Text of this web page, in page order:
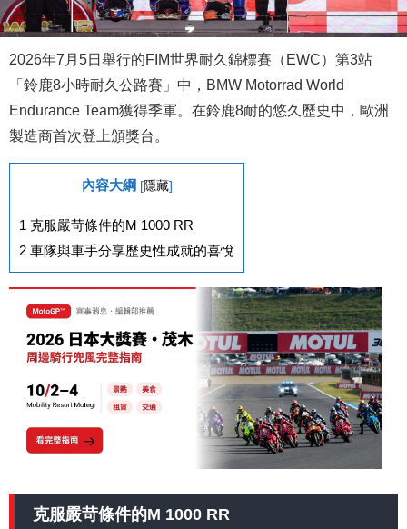
2026年7月5日舉行的FIM世界耐久錦標賽（EWC）第3站
「鈴鹿8小時耐久公路賽」中，BMW Motorrad World
Endurance Team獲得季軍。在鈴鹿8耐的悠久歷史中，歐洲
製造商首次登上頒獎台。
內容大綱 [隱藏]
1 克服嚴苛條件的M 1000 RR
2 車隊與車手分享歷史性成就的喜悅
克服嚴苛條件的M 1000 RR